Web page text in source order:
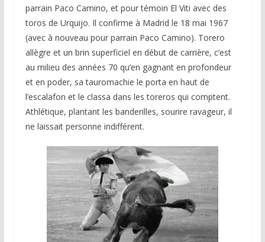
parrain Paco Camino, et pour témoin El Viti avec des
toros de Urquijo. Il confirme à Madrid le 18 mai 1967
(avec à nouveau pour parrain Paco Camino). Torero
allègre et un brin superficiel en début de carrière, c’est
au milieu des années 70 qu’en gagnant en profondeur
et en poder, sa tauromachie le porta en haut de
l’escalafon et le classa dans les toreros qui comptent.
Athlétique, plantant les banderilles, sourire ravageur, il
ne laissait personne indifférent.